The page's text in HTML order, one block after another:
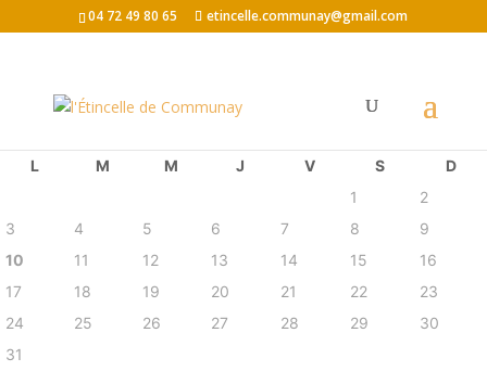
04 72 49 80 65 etincelle.communay@gmail.com
L M M J V S
D
1
2
3
4 5 6 7 8
9
10
11 12 13 14 15
16
17
18 19 20 21 22
23
24
25 26 27 28 29
30
31